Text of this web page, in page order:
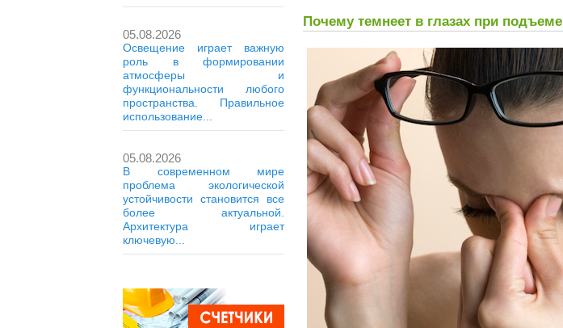
05.08.2026
Освещение играет важную
роль в формировании
атмосферы и
функциональности любого
пространства. Правильное
использование...
05.08.2026
В современном мире
проблема экологической
устойчивости становится все
более актуальной.
Архитектура играет
ключевую...
Почему темнеет в глазах при подъеме